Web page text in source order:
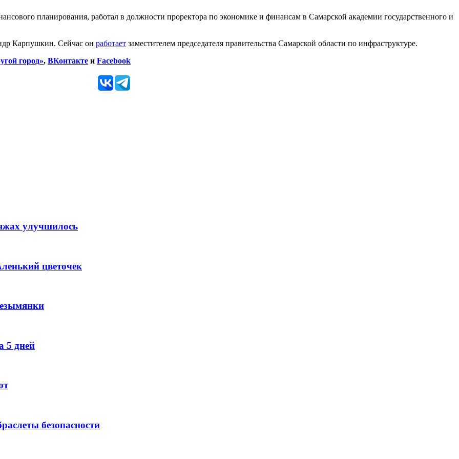
планирования, работал в должности проректора по экономике и финансам в Самарской академии государственного и
Карпушкин. Сейчас он работает заместителем председателя правительства Самарской области по инфраструктуре.
город», ВКонтакте и Facebook
улучшилось
цветочек
5 дней
безопасности